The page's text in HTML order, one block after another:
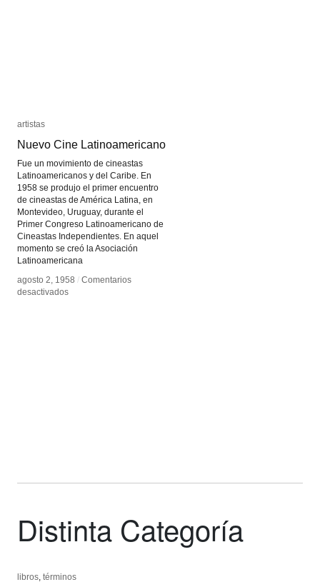
artistas
Nuevo Cine Latinoamericano
Fue un movimiento de cineastas
Latinoamericanos y del Caribe. En
1958 se produjo el primer encuentro
de cineastas de América Latina, en
Montevideo, Uruguay, durante el
Primer Congreso Latinoamericano de
Cineastas Independientes. En aquel
momento se creó la Asociación
Latinoamericana
agosto 2, 1958 / Comentarios
desactivadosen
artistas
Nuevo Cine Latinoamericano
agosto 2, 1958 / Comentarios
desactivadosen
Distinta Categoría
libros términos
libros términos